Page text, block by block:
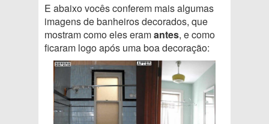
E abaixo vocês conferem mais algumas
imagens de banheiros decorados, que
mostram como eles eramantes, e como
ficaram logo após uma boa decoração: